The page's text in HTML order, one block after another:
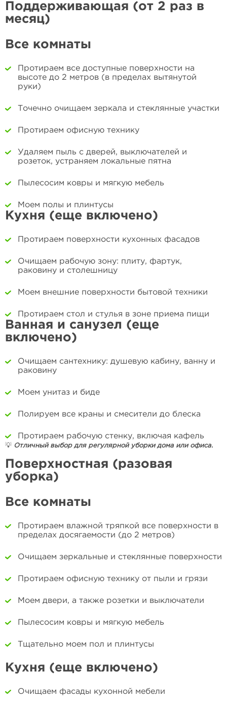
Поддерживающая (от 2 раз в
месяц)
Все комнаты
Протираем все доступные поверхности на
высоте до 2 метров (в пределах вытянутой
руки)
Точечно очищаем зеркала и стеклянные участки
Протираем офисную технику
Удаляем пыль с дверей, выключателей и
розеток, устраняем локальные пятна
Пылесосим ковры и мягкую мебель
Моем полы и плинтусы
Кухня (еще включено)
Протираем поверхности кухонных фасадов
Очищаем рабочую зону: плиту, фартук,
раковину и столешницу
Моем внешние поверхности бытовой техники
Протираем стол и стулья в зоне приема пищи
Ванная и санузел (еще
включено)
Очищаем сантехнику: душевую кабину, ванну и
раковину
Моем унитаз и биде
Полируем все краны и смесители до блеска
Протираем рабочую стенку, включая кафель
💡 Отличный выбор для регулярной уборки дома или офиса.
Поверхностная (разовая
уборка)
Все комнаты
Протираем влажной тряпкой все поверхности в
пределах досягаемости (до 2 метров)
Очищаем зеркальные и стеклянные поверхности
Протираем офисную технику от пыли и грязи
Моем двери, а также розетки и выключатели
Пылесосим ковры и мягкую мебель
Тщательно моем пол и плинтусы
Кухня (еще включено)
Очищаем фасады кухонной мебели